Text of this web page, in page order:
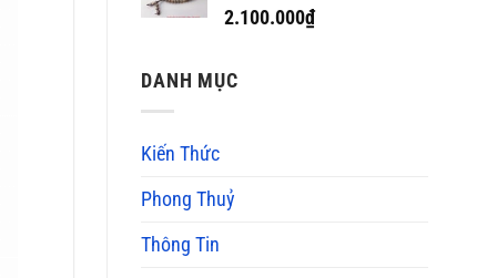
2.100.000₫
DANH MỤC
Kiến Thức
Phong Thuỷ
Thông Tin